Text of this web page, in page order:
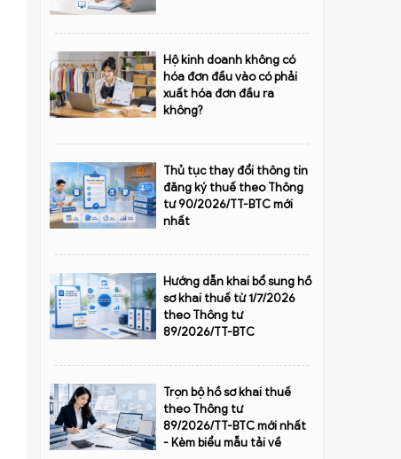
Hộ kinh doanh không có
hóa đơn đầu vào có phải
xuất hóa đơn đầu ra
không?
Thủ tục thay đổi thông tin
đăng ký thuế theo Thông
tư 90/2026/TT-BTC mới
nhất
Hướng dẫn khai bổ sung hồ
sơ khai thuế từ 1/7/2026
theo Thông tư
89/2026/TT-BTC
Trọn bộ hồ sơ khai thuế
theo Thông tư
89/2026/TT-BTC mới nhất
- Kèm biểu mẫu tải về